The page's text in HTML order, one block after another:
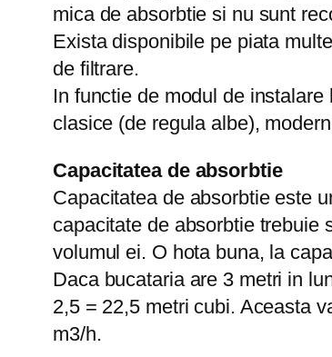
mica de absorbtie si nu sunt
Exista disponibile pe piata
de filtrare.
In functie de modul de
clasice (de regula albe),
Capacitatea de absorbtie
Capacitatea de absorbtie este
capacitate de absorbtie trebuie
volumul ei. O hota buna, la
Daca bucataria are 3 metri in
2,5 = 22,5 metri cubi. Aceasta
m3/h.